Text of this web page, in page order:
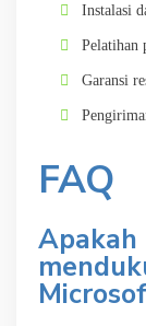
Instalasi
Pelatihan
Garansi
FAQ
Apakah